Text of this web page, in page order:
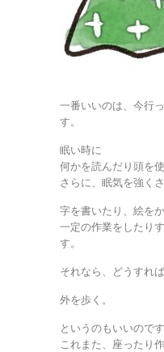
一番いいのは、今行
す。
眠い時に
何かを読んだり頭を
さらに、眠気を強くさ
字を書いたり、絵をか
一定の作業をしたり
す。
それなら、どうすれば
外を歩く。
というのもいいのです
これまた、座ったり